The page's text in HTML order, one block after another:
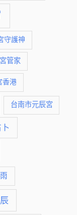
守護神
管家
香港
台南市元辰宮